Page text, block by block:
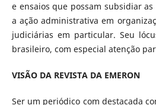
e ensaios que possam subsidiar
a ação administrativa em
judiciárias em particular. Seu
brasileiro, com especial atenção
VISÃO DA REVISTA DA EMERON
Ser um periódico com destacada